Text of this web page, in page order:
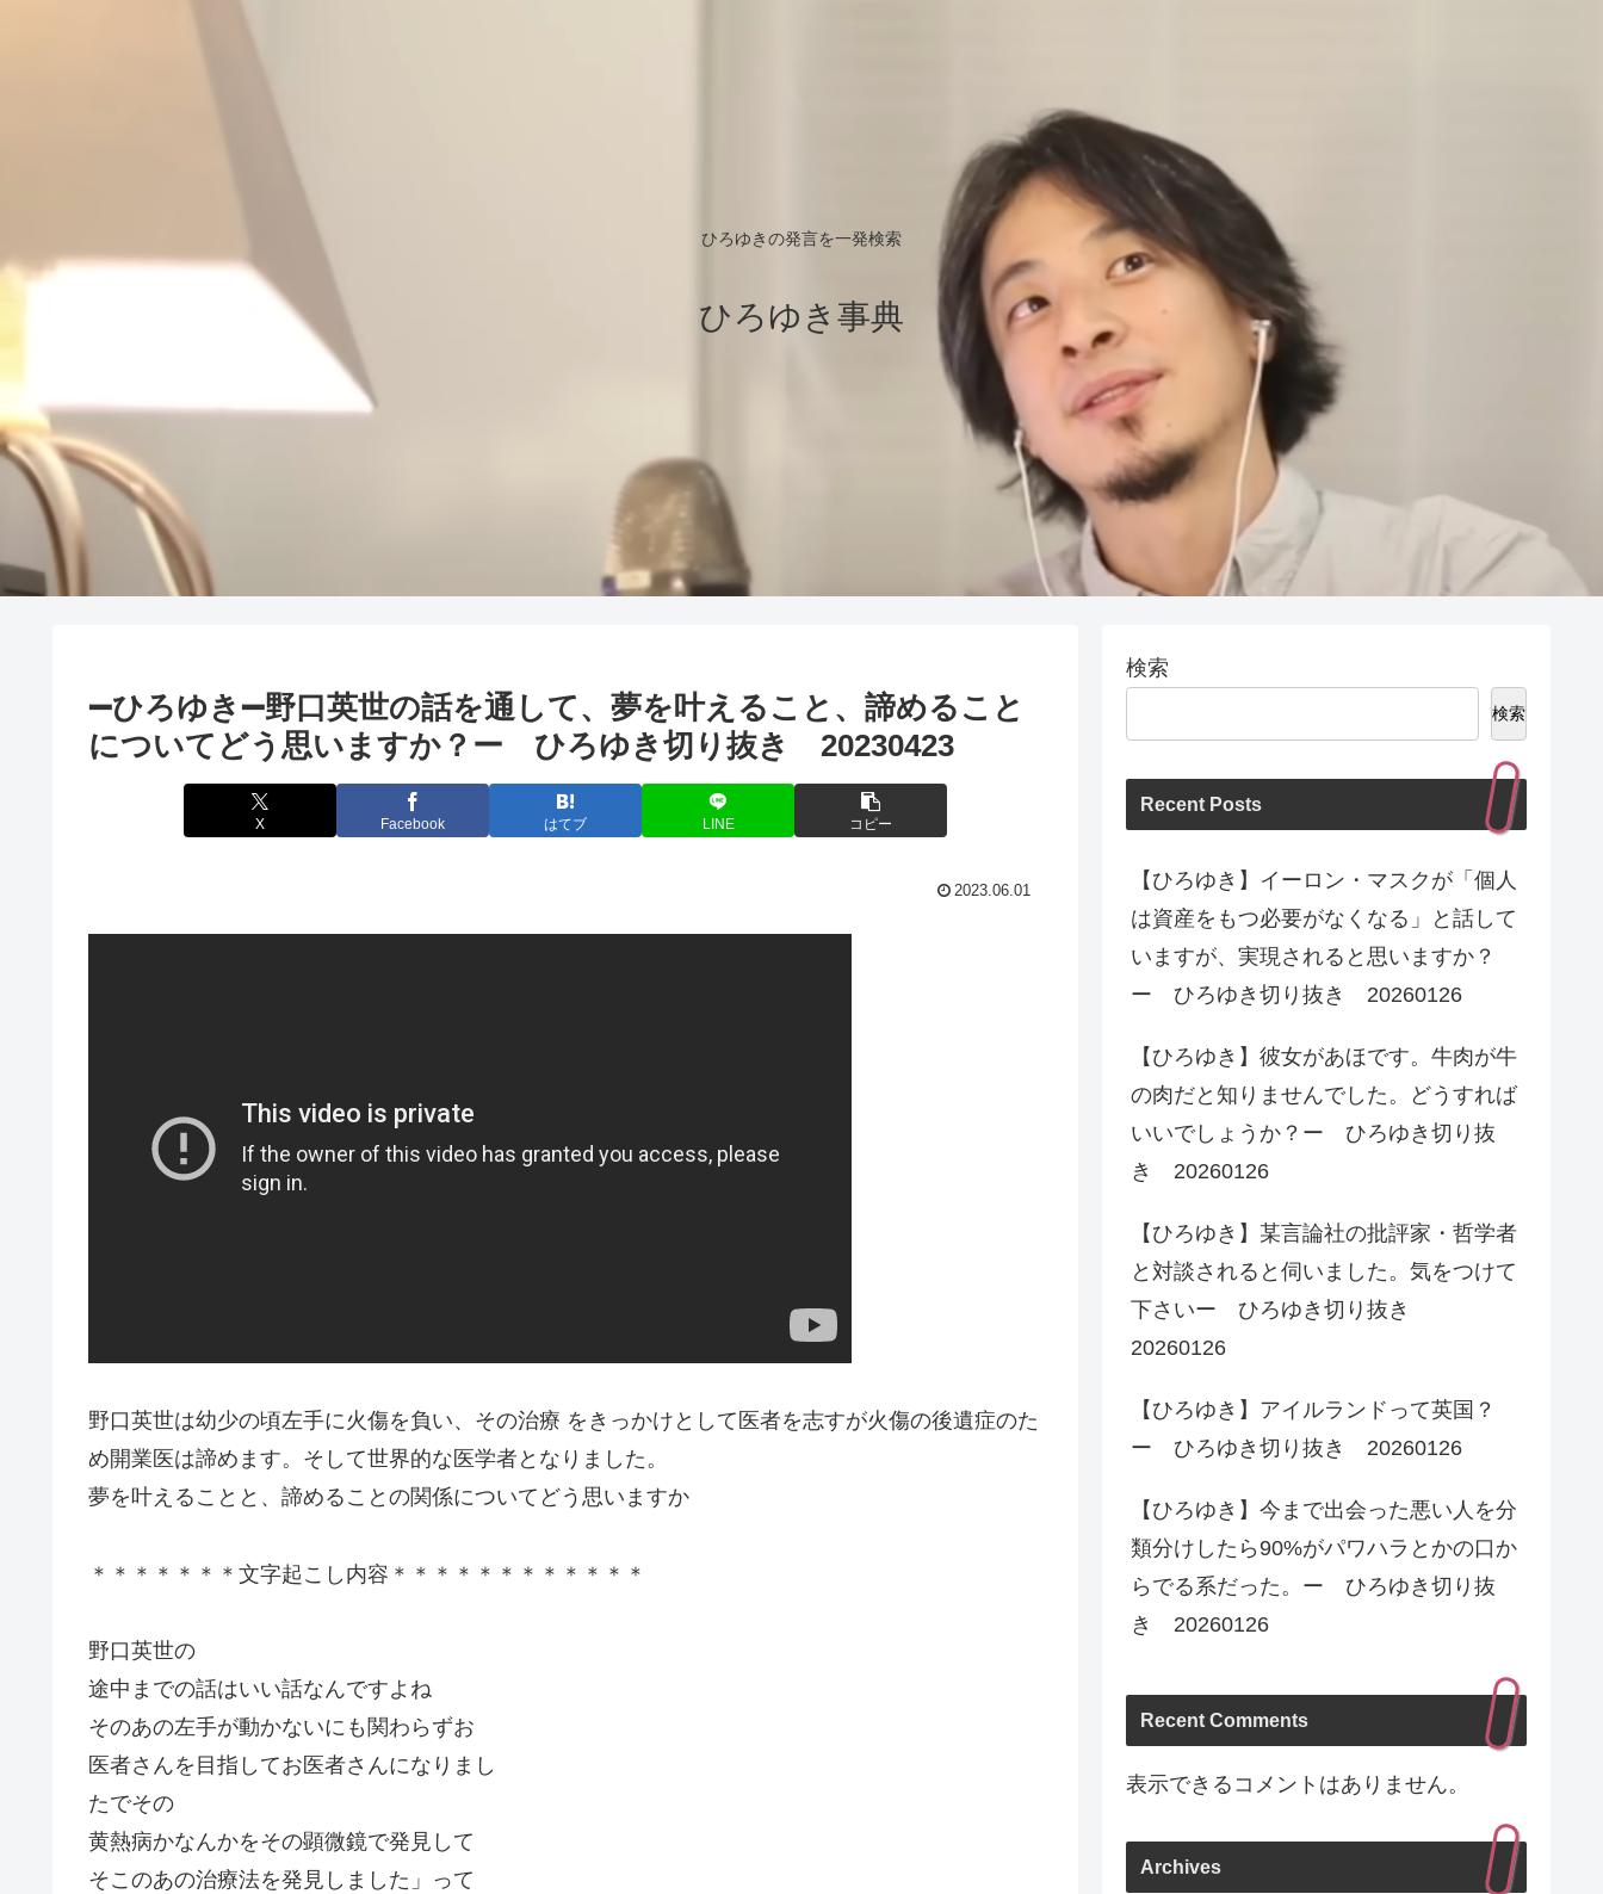
ひろゆきの発言を一発検索
ひろゆき事典
➖ひろゆき➖野口英世の話を通して、夢を叶えること、諦めること
についてどう思いますか？ー ひろゆき切り抜き 20230423
X Facebook はてブ LINE コピー
2023.06.01
野口英世は幼少の頃左手に火傷を負い、その治療 をきっかけとして医者を志すが火傷の後遺症のた
め開業医は諦めます。そして世界的な医学者となりました。
夢を叶えることと、諦めることの関係についてどう思いますか
＊＊＊＊＊＊＊文字起こし内容＊＊＊＊＊＊＊＊＊＊＊＊
野口英世の
途中までの話はいい話なんですよね
そのあの左手が動かないにも関わらずお
医者さんを目指してお医者さんになりまし
たでその
黄熱病かなんかをその顕微鏡で発見して
そこのあの治療法を発見しました」って
検索
検索
Recent Posts
【ひろゆき】イーロン・マスクが「個人
は資産をもつ必要がなくなる」と話して
いますが、実現されると思いますか？
ー ひろゆき切り抜き 20260126
【ひろゆき】彼女があほです。牛肉が牛
の肉だと知りませんでした。どうすれば
いいでしょうか？ー ひろゆき切り抜
き 20260126
【ひろゆき】某言論社の批評家・哲学者
と対談されると伺いました。気をつけて
下さいー ひろゆき切り抜き
20260126
【ひろゆき】アイルランドって英国？
ー ひろゆき切り抜き 20260126
【ひろゆき】今まで出会った悪い人を分
類分けしたら90%がパワハラとかの口か
らでる系だった。ー ひろゆき切り抜
き 20260126
Recent Comments
表示できるコメントはありません。
Archives